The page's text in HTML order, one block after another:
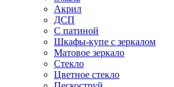
Акрил
ДСП
С патиной
Шкафы-купе с зеркалом
Матовое зеркало
Стекло
Цветное стекло